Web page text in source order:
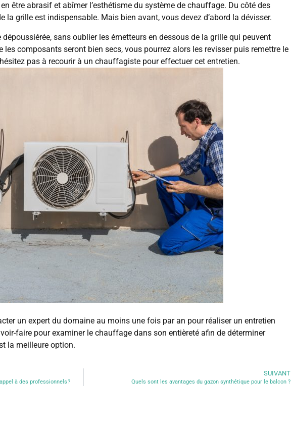
être abrasif et abîmer l’esthétisme du système de chauffage. Du côté des
la grille est indispensable. Mais bien avant, vous devez d’abord la dévisser.
sans oublier les émetteurs en dessous de la grille qui peuvent
les composants seront bien secs, vous pourrez alors les revisser puis remettre le
pas à recourir à un chauffagiste pour effectuer cet entretien.
un expert du domaine au moins une fois par an pour réaliser un entretien
faire pour examiner le chauffage dans son entièreté afin de déterminer
la meilleure option.
à des professionnels ?
SUIVANT
Quels sont les avantages du gazon synthétique pour le balcon ?